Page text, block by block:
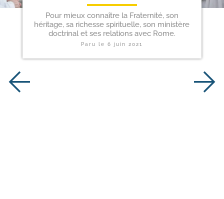
Pour mieux connaître la Fraternité, son
héritage, sa richesse spirituelle, son ministère
doctrinal et ses relations avec Rome.
Paru le 6 juin 2021